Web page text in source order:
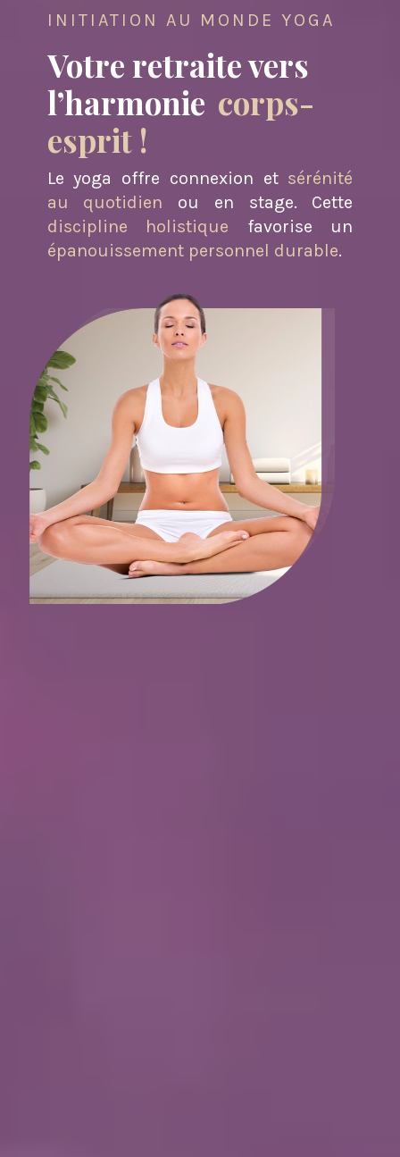
INITIATION AU MONDE YOGA
Votre retraite vers
l’harmonie corps-
esprit !
Le yoga offre connexion et sérénité
au quotidien ou en stage. Cette
discipline holistique favorise un
épanouissement personnel durable.